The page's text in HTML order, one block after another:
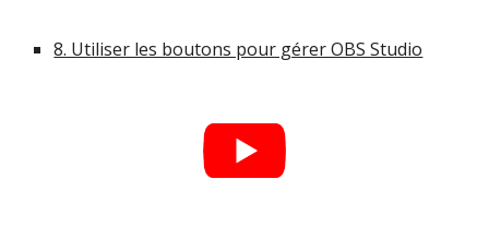
8. Utiliser les boutons pour gérer OBS Studio